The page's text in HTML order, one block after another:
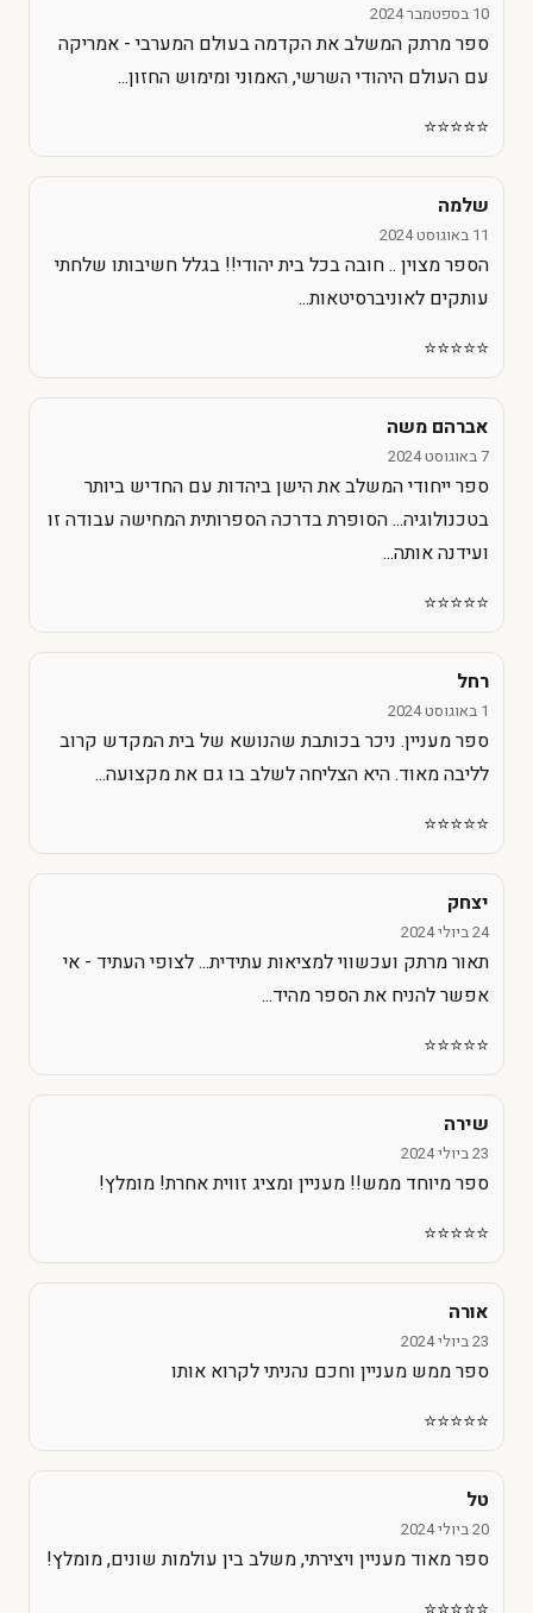
10 בספטמבר 2024
ספר מרתק המשלב את הקדמה בעולם המערבי - אמריקה
עם העולם היהודי השרשי, האמוני ומימוש החזון...
⭐️⭐️⭐️⭐️⭐️
שלמה
11 באוגוסט 2024
הספר מצוין .. חובה בכל בית יהודי!! בגלל חשיבותו שלחתי
עותקים לאוניברסיטאות...
⭐️⭐️⭐️⭐️⭐️
אברהם משה
7 באוגוסט 2024
ספר ייחודי המשלב את הישן ביהדות עם החדיש ביותר
בטכנולוגיה... הסופרת בדרכה הספרותית המחישה עבודה זו
ועידנה אותה...
⭐️⭐️⭐️⭐️⭐️
רחל
1 באוגוסט 2024
ספר מעניין. ניכר בכותבת שהנושא של בית המקדש קרוב
לליבה מאוד. היא הצליחה לשלב בו גם את מקצועה...
⭐️⭐️⭐️⭐️⭐️
יצחק
24 ביולי 2024
תאור מרתק ועכשווי למציאות עתידית... לצופי העתיד - אי
אפשר להניח את הספר מהיד...
⭐️⭐️⭐️⭐️⭐️
שירה
23 ביולי 2024
ספר מיוחד ממש!! מעניין ומציג זווית אחרת! מומלץ!
⭐️⭐️⭐️⭐️⭐️
אורה
23 ביולי 2024
ספר ממש מעניין וחכם נהניתי לקרוא אותו
⭐️⭐️⭐️⭐️⭐️
טל
20 ביולי 2024
ספר מאוד מעניין ויצירתי, משלב בין עולמות שונים, מומלץ!